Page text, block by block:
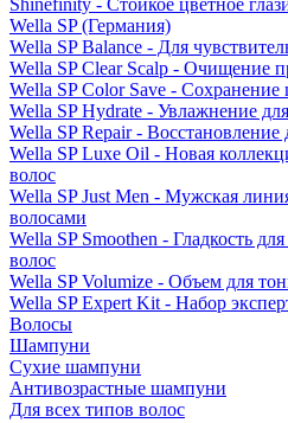
Shinefinity - Стойкое цветное
Wella SP (Германия)
Wella SP Balance - Для
Wella SP Clear Scalp - Очищение
Wella SP Color Save -
Wella SP Hydrate - Увлажнение
Wella SP Repair -
Wella SP Luxe Oil - Новая
волос
Wella SP Just Men - Мужская
волосами
Wella SP Smoothen - Гладкость
волос
Wella SP Volumize - Объем для
Wella SP Expert Kit - Набор
Волосы
Шампуни
Сухие шампуни
Антивозрастные шампуни
Для всех типов волос